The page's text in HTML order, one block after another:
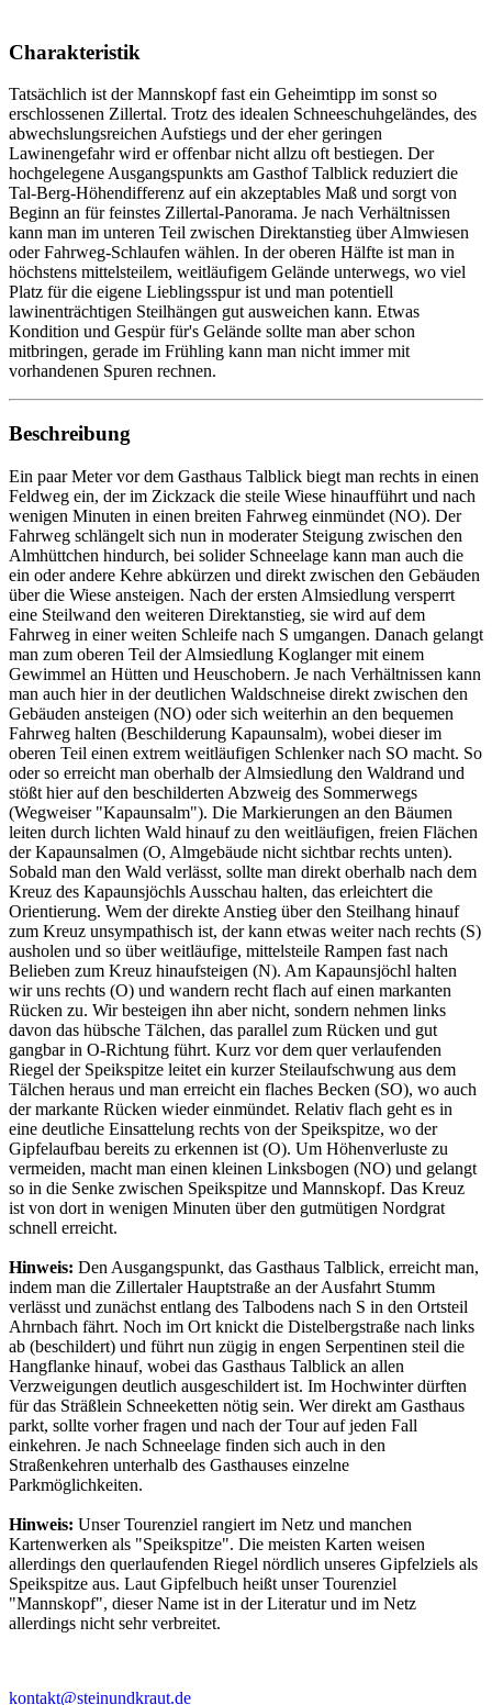
Charakteristik
Tatsächlich ist der Mannskopf fast ein Geheimtipp im sonst so
erschlossenen Zillertal. Trotz des idealen Schneeschuhgeländes, des
abwechslungsreichen Aufstiegs und der eher geringen
Lawinengefahr wird er offenbar nicht allzu oft bestiegen. Der
hochgelegene Ausgangspunkts am Gasthof Talblick reduziert die
Tal-Berg-Höhendifferenz auf ein akzeptables Maß und sorgt von
Beginn an für feinstes Zillertal-Panorama. Je nach Verhältnissen
kann man im unteren Teil zwischen Direktanstieg über Almwiesen
oder Fahrweg-Schlaufen wählen. In der oberen Hälfte ist man in
höchstens mittelsteilem, weitläufigem Gelände unterwegs, wo viel
Platz für die eigene Lieblingsspur ist und man potentiell
lawinenträchtigen Steilhängen gut ausweichen kann. Etwas
Kondition und Gespür für's Gelände sollte man aber schon
mitbringen, gerade im Frühling kann man nicht immer mit
vorhandenen Spuren rechnen.
Beschreibung
Ein paar Meter vor dem Gasthaus Talblick biegt man rechts in einen
Feldweg ein, der im Zickzack die steile Wiese hinaufführt und nach
wenigen Minuten in einen breiten Fahrweg einmündet (NO). Der
Fahrweg schlängelt sich nun in moderater Steigung zwischen den
Almhüttchen hindurch, bei solider Schneelage kann man auch die
ein oder andere Kehre abkürzen und direkt zwischen den Gebäuden
über die Wiese ansteigen. Nach der ersten Almsiedlung versperrt
eine Steilwand den weiteren Direktanstieg, sie wird auf dem
Fahrweg in einer weiten Schleife nach S umgangen. Danach gelangt
man zum oberen Teil der Almsiedlung Koglanger mit einem
Gewimmel an Hütten und Heuschobern. Je nach Verhältnissen kann
man auch hier in der deutlichen Waldschneise direkt zwischen den
Gebäuden ansteigen (NO) oder sich weiterhin an den bequemen
Fahrweg halten (Beschilderung Kapaunsalm), wobei dieser im
oberen Teil einen extrem weitläufigen Schlenker nach SO macht. So
oder so erreicht man oberhalb der Almsiedlung den Waldrand und
stößt hier auf den beschilderten Abzweig des Sommerwegs
(Wegweiser "Kapaunsalm"). Die Markierungen an den Bäumen
leiten durch lichten Wald hinauf zu den weitläufigen, freien Flächen
der Kapaunsalmen (O, Almgebäude nicht sichtbar rechts unten).
Sobald man den Wald verlässt, sollte man direkt oberhalb nach dem
Kreuz des Kapaunsjöchls Ausschau halten, das erleichtert die
Orientierung. Wem der direkte Anstieg über den Steilhang hinauf
zum Kreuz unsympathisch ist, der kann etwas weiter nach rechts (S)
ausholen und so über weitläufige, mittelsteile Rampen fast nach
Belieben zum Kreuz hinaufsteigen (N). Am Kapaunsjöchl halten
wir uns rechts (O) und wandern recht flach auf einen markanten
Rücken zu. Wir besteigen ihn aber nicht, sondern nehmen links
davon das hübsche Tälchen, das parallel zum Rücken und gut
gangbar in O-Richtung führt. Kurz vor dem quer verlaufenden
Riegel der Speikspitze leitet ein kurzer Steilaufschwung aus dem
Tälchen heraus und man erreicht ein flaches Becken (SO), wo auch
der markante Rücken wieder einmündet. Relativ flach geht es in
eine deutliche Einsattelung rechts von der Speikspitze, wo der
Gipfelaufbau bereits zu erkennen ist (O). Um Höhenverluste zu
vermeiden, macht man einen kleinen Linksbogen (NO) und gelangt
so in die Senke zwischen Speikspitze und Mannskopf. Das Kreuz
ist von dort in wenigen Minuten über den gutmütigen Nordgrat
schnell erreicht.
Hinweis: Den Ausgangspunkt, das Gasthaus Talblick, erreicht man,
indem man die Zillertaler Hauptstraße an der Ausfahrt Stumm
verlässt und zunächst entlang des Talbodens nach S in den Ortsteil
Ahrnbach fährt. Noch im Ort knickt die Distelbergstraße nach links
ab (beschildert) und führt nun zügig in engen Serpentinen steil die
Hangflanke hinauf, wobei das Gasthaus Talblick an allen
Verzweigungen deutlich ausgeschildert ist. Im Hochwinter dürften
für das Sträßlein Schneeketten nötig sein. Wer direkt am Gasthaus
parkt, sollte vorher fragen und nach der Tour auf jeden Fall
einkehren. Je nach Schneelage finden sich auch in den
Straßenkehren unterhalb des Gasthauses einzelne
Parkmöglichkeiten.
Hinweis: Unser Tourenziel rangiert im Netz und manchen
Kartenwerken als "Speikspitze". Die meisten Karten weisen
allerdings den querlaufenden Riegel nördlich unseres Gipfelziels als
Speikspitze aus. Laut Gipfelbuch heißt unser Tourenziel
"Mannskopf", dieser Name ist in der Literatur und im Netz
allerdings nicht sehr verbreitet.
kontakt@steinundkraut.de